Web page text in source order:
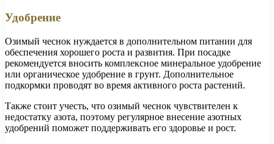
Удобрение
Озимый чеснок нуждается в дополнительном питании для
обеспечения хорошего роста и развития. При посадке
рекомендуется вносить комплексное минеральное удобрение
или органическое удобрение в грунт. Дополнительное
подкормки проводят во время активного роста растений.
Также стоит учесть, что озимый чеснок чувствителен к
недостатку азота, поэтому регулярное внесение азотных
удобрений поможет поддерживать его здоровье и рост.